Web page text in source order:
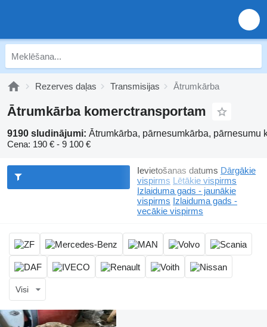
Rezerves daļas Transmisijas Ātrumkārba
Ātrumkārba komerctransportam
9190 sludinājumi: Ātrumkārba, pārnesumkārba, pārnesumu
Cena: 190 € - 9 100 €
Ievietošanas datums Dārgākie
vispirms Lētākie vispirms
Izlaiduma gads - jaunākie
vispirms Izlaiduma gads -
vecākie vispirms
Visi